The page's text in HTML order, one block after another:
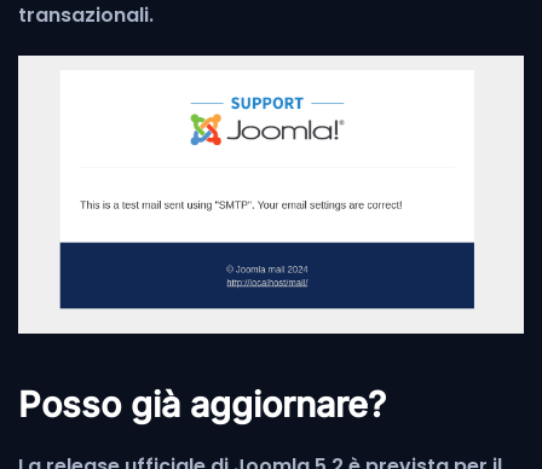
transazionali.
Posso già aggiornare?